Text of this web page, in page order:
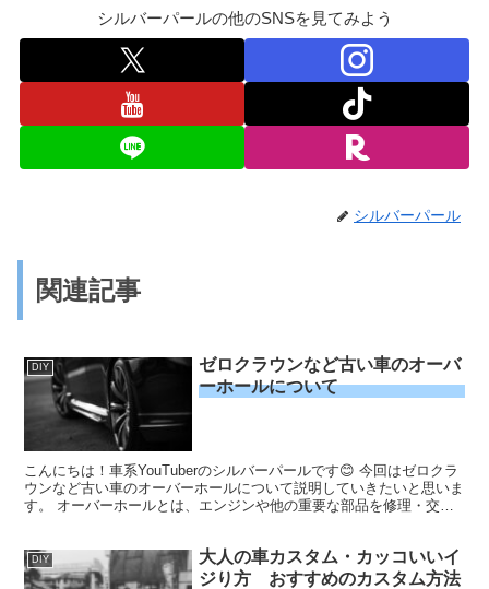
シルバーパールの他のSNSを見てみよう
シルバーパール
関連記事
DIY
ゼロクラウンなど古い車のオーバ
ーホールについて
こんにちは！車系YouTuberのシルバーパールです😊 今回はゼロクラ
ウンなど古い車のオーバーホールについて説明していきたいと思いま
す。 オーバーホールとは、エンジンや他の重要な部品を修理・交換
DIY
大人の車カスタム・カッコいいイ
ジり方 おすすめのカスタム方法